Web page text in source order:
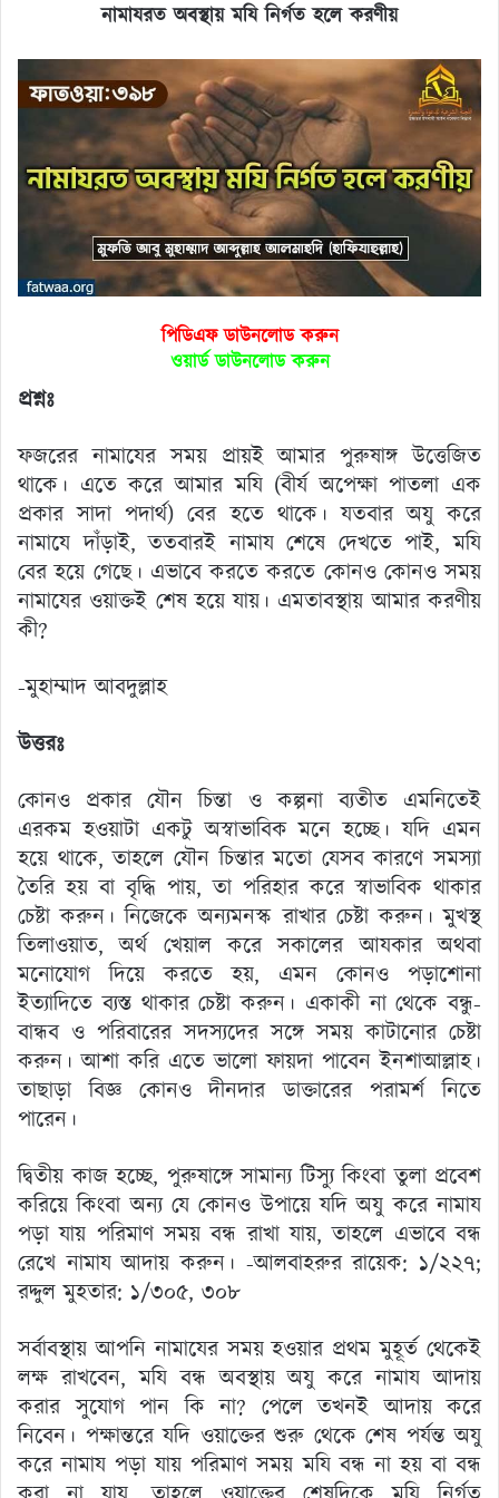
নামাযরত অবস্থায় মযি নির্গত হলে করণীয়
পিডিএফ ডাউনলোড করুন
ওয়ার্ড ডাউনলোড করুন
প্রশ্নঃ
ফজরের নামাযের সময় প্রায়ই আমার পুরুষাঙ্গ উত্তেজিত
থাকে। এতে করে আমার মযি (বীর্য অপেক্ষা পাতলা এক
প্রকার সাদা পদার্থ) বের হতে থাকে। যতবার অযু করে
নামাযে দাঁড়াই, ততবারই নামায শেষে দেখতে পাই, মযি
বের হয়ে গেছে। এভাবে করতে করতে কোনও কোনও সময়
নামাযের ওয়াক্তই শেষ হয়ে যায়। এমতাবস্থায় আমার করণীয়
কী?
-মুহাম্মাদ আবদুল্লাহ
উত্তরঃ
কোনও প্রকার যৌন চিন্তা ও কল্পনা ব্যতীত এমনিতেই
এরকম হওয়াটা একটু অস্বাভাবিক মনে হচ্ছে। যদি এমন
হয়ে থাকে, তাহলে যৌন চিন্তার মতো যেসব কারণে সমস্যা
তৈরি হয় বা বৃদ্ধি পায়, তা পরিহার করে স্বাভাবিক থাকার
চেষ্টা করুন। নিজেকে অন্যমনস্ক রাখার চেষ্টা করুন। মুখস্থ
তিলাওয়াত, অর্থ খেয়াল করে সকালের আযকার অথবা
মনোযোগ দিয়ে করতে হয়, এমন কোনও পড়াশোনা
ইত্যাদিতে ব্যস্ত থাকার চেষ্টা করুন। একাকী না থেকে বন্ধু-
বান্ধব ও পরিবারের সদস্যদের সঙ্গে সময় কাটানোর চেষ্টা
করুন। আশা করি এতে ভালো ফায়দা পাবেন ইনশাআল্লাহ।
তাছাড়া বিজ্ঞ কোনও দীনদার ডাক্তারের পরামর্শ নিতে
পারেন।
দ্বিতীয় কাজ হচ্ছে, পুরুষাঙ্গে সামান্য টিস্যু কিংবা তুলা প্রবেশ
করিয়ে কিংবা অন্য যে কোনও উপায়ে যদি অযু করে নামায
পড়া যায় পরিমাণ সময় বন্ধ রাখা যায়, তাহলে এভাবে বন্ধ
রেখে নামায আদায় করুন। -আলবাহরুর রায়েক: ১/২২৭;
রদ্দুল মুহতার: ১/৩০৫, ৩০৮
সর্বাবস্থায় আপনি নামাযের সময় হওয়ার প্রথম মুহূর্ত থেকেই
লক্ষ রাখবেন, মযি বন্ধ অবস্থায় অযু করে নামায আদায়
করার সুযোগ পান কি না? পেলে তখনই আদায় করে
নিবেন। পক্ষান্তরে যদি ওয়াক্তের শুরু থেকে শেষ পর্যন্ত অযু
করে নামায পড়া যায় পরিমাণ সময় মযি বন্ধ না হয় বা বন্ধ